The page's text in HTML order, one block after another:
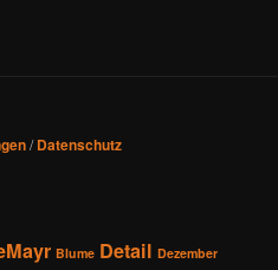
/Datenschutz
Blume Detail Dezember